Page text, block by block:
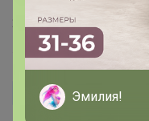
29 апреля, 2026 13:26
Juliya+Эмилия!